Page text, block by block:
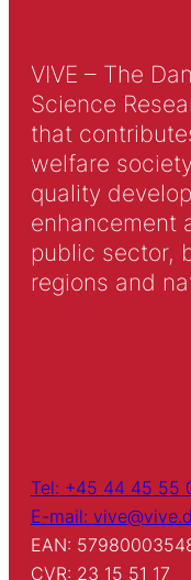
VIVE – The
Science
that
welfare
quality
enhancement
public sector,
regions and
Tel: +45 44 45 55
E-mail:
EAN:
CVR: 23 15 51 17